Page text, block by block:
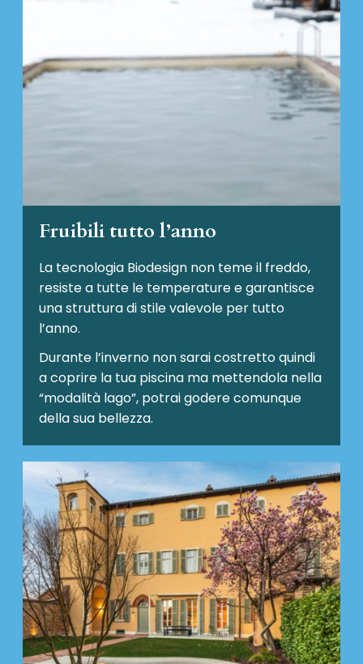
Fruibili tutto l’anno
La tecnologia Biodesign non teme il freddo,
resiste a tutte le temperature e garantisce
una struttura di stile valevole per tutto
l’anno.
Durante l’inverno non sarai costretto quindi
a coprire la tua piscina ma mettendola nella
“modalità lago”, potrai godere comunque
della sua bellezza.